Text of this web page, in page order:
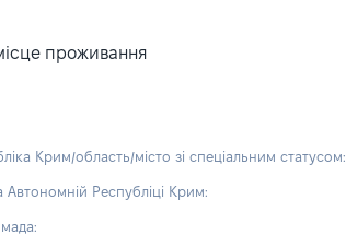
проживання
Крим/область/місто зі спеціальним статусом:
Автономній Республіці Крим: